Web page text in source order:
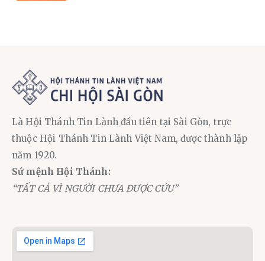
Là Hội Thánh Tin Lành đầu tiên tại Sài Gòn, trực
thuộc Hội Thánh Tin Lành Việt Nam, được thành lập
năm 1920.
Sứ mệnh Hội Thánh:
“TẤT CẢ VÌ NGƯỜI CHƯA ĐƯỢC CỨU”